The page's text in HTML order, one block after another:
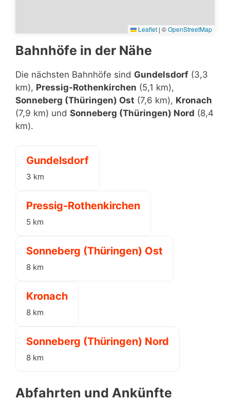
Leaflet | ©OpenStreetMap
Bahnhöfe in der Nähe
Die nächsten Bahnhöfe sind Gundelsdorf (3,3
km), Pressig-Rothenkirchen (5,1 km),
Sonneberg (Thüringen) Ost (7,6 km), Kronach
(7,9 km) und Sonneberg (Thüringen) Nord (8,4
km).
Gundelsdorf
3 km
Pressig-Rothenkirchen
5 km
Sonneberg (Thüringen) Ost
8 km
Kronach
8 km
Sonneberg (Thüringen) Nord
8 km
Abfahrten und Ankünfte